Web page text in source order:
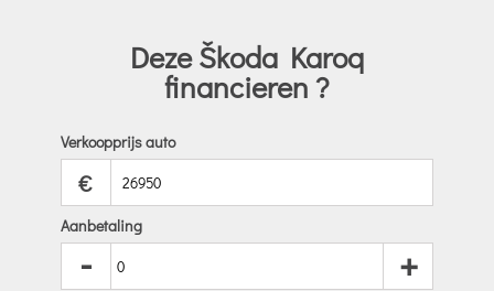
Deze Škoda Karoq
financieren ?
Verkoopprijs auto
€
Aanbetaling
- +